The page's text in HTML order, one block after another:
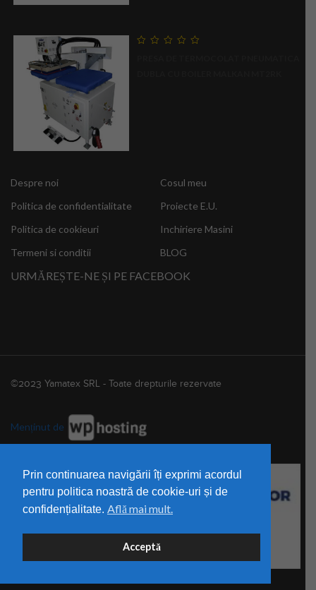
Despre noi
Politica de confidentialitate
Politica de cookieuri
Termeni si conditii
Cosul meu
Proiecte E.U.
Inchiriere Masini
BLOG
URMĂREȘTE-NE ȘI PE FACEBOOK
©2023 Yamatex SRL - Toate drepturile rezervate
Menținut de
Prin continuarea navigării îți exprimi acordul
pentru politica noastră de cookie-uri și de
confidențialitate. Află mai mult.
Acceptă